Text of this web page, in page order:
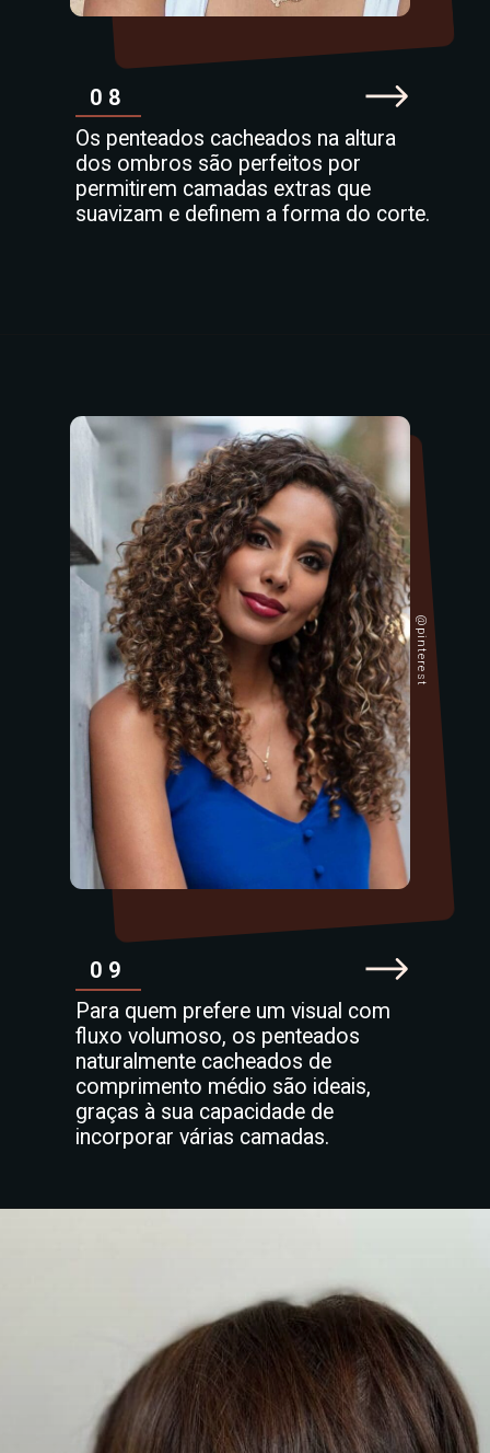
08
Os penteados cacheados na altura
dos ombros são perfeitos por
permitirem camadas extras que
suavizam e definem a forma do corte.
09
Para quem prefere um visual com
fluxo volumoso, os penteados
naturalmente cacheados de
comprimento médio são ideais,
graças à sua capacidade de
incorporar várias camadas.
@pinterest